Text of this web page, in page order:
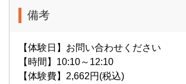
備考
【体験日】お問い合わせください
【時間】10:10～12:10
【体験費】2,662円(税込)